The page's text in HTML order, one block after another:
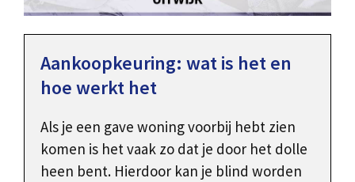
Aankoopkeuring: wat is het en
hoe werkt het
Als je een gave woning voorbij hebt zien
komen is het vaak zo dat je door het dolle
heen bent. Hierdoor kan je blind worden